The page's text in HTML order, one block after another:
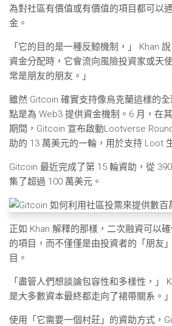
為對社區有價值或有價值的項目都可以
金。
「它的目的是一種反鯨機制，」 Khan
資金分配時，它會流向風險投資家或天
常是朋友的朋友。」
雖然 Gitcoin 確實支持像烏克蘭這樣的
點是為 Web3 提供資金機制。6 月，在
期間，Gitcoin 宣布啟動Lootverse
助的 13 萬美元的一輪，用於支持 Loot
Gitcoin 最近完成了第 15 輪資助，從
集了超過 100 萬美元。
正如 Khan 解釋的那樣，二次融資可以
的項目，而不僅僅是由投資者的「朋友
目。
「盡管人們想談論包容性和多樣性，」
是大多數資本最終都走向了裙帶關系。」
使用「它需要一個村莊」的資助方式，